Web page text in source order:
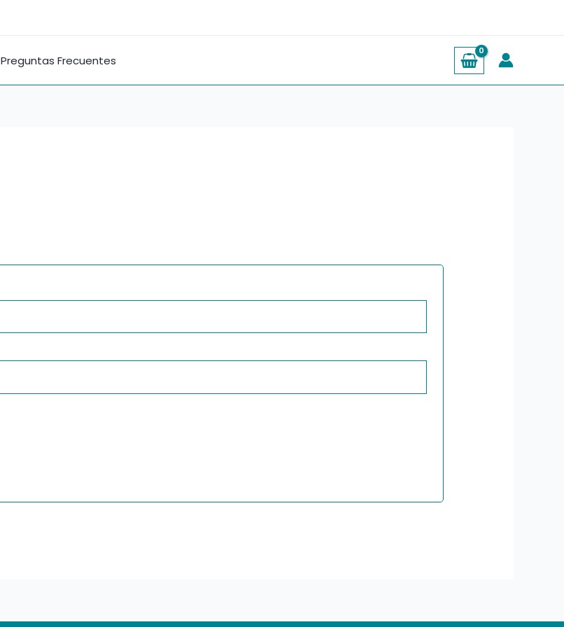
Preguntas Frecuentes